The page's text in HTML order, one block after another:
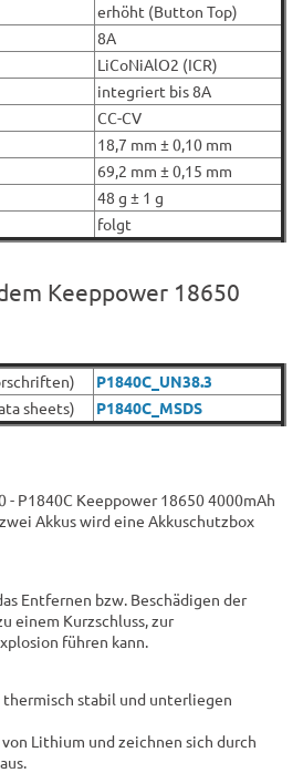
erhöht (Button Top)
8A
LiCoNiAlO2 (ICR)
integriert bis 8A
CC-CV
18,7 mm ± 0,10 mm
69,2 mm ± 0,15 mm
48 g ± 1 g
folgt
Keeppower 18650
P1840C_UN38.3
sheets) P1840C_MSDS
- P1840C Keeppower 18650 4000mAh
Akkus wird eine Akkuschutzbox
Entfernen bzw. Beschädigen der
einem Kurzschluss, zur
führen kann.
thermisch stabil und unterliegen
Lithium und zeichnen sich durch